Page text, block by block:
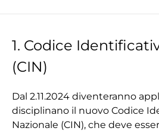
1. Codice
(CIN)
Dal 2.11.2024 diventeranno
disciplinano il nuovo Codice
Nazionale (CIN), che deve